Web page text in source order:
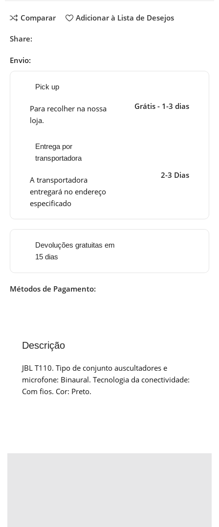
Comparar Adicionar à Lista de Desejos
Share:
Envio:
Pick up
Para recolher na nossa
loja.
Grátis - 1-3 dias
Entrega por
transportadora
A transportadora
entregará no endereço
especificado
2-3 Dias
Devoluções gratuitas em
15 dias
Métodos de Pagamento:
Descrição
JBL T110. Tipo de conjunto auscultadores e
microfone: Binaural. Tecnologia da conectividade:
Com fios. Cor: Preto.